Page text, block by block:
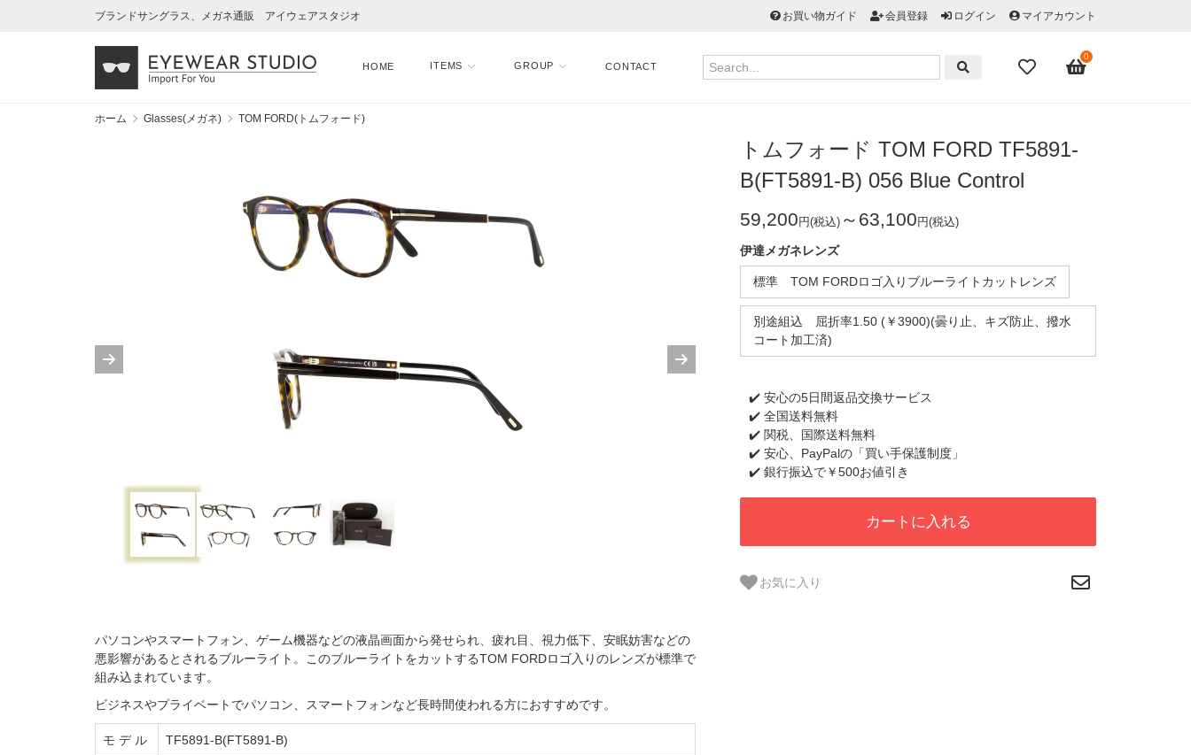
ブランドサングラス、メガネ通販 アイウェアスタジオ お買い物ガイド 会員登録 ログイン マイアカウント
HOME ITEMS GROUP CONTACT
0
ホーム Glasses(メガネ) TOM FORD(トムフォード)
トムフォード TOM FORD TF5891-
B(FT5891-B) 056 Blue Control
59,200 円(税込) ～63,100 円(税込)
伊達メガネレンズ
標準 TOM FORDロゴ入りブルーライトカットレンズ
別途組込 屈折率1.50 (￥3900)(曇り止、キズ防止、撥水
コート加工済)
✔️ 安心の5日間返品交換サービス
✔️ 全国送料無料
✔️ 関税、国際送料無料
✔️ 安心、PayPalの「買い手保護制度」
✔️ 銀行振込で￥500お値引き
カートに入れる
お気に入り
パソコンやスマートフォン、ゲーム機器などの液晶画面から発せられ、疲れ目、視力低下、安眠妨害などの
悪影響があるとされるブルーライト。このブルーライトをカットするTOM FORDロゴ入りのレンズが標準で
組み込まれています。
ビジネスやプライベートでパソコン、スマートフォンなど長時間使われる方におすすめです。
モ デ ル TF5891-B(FT5891-B)